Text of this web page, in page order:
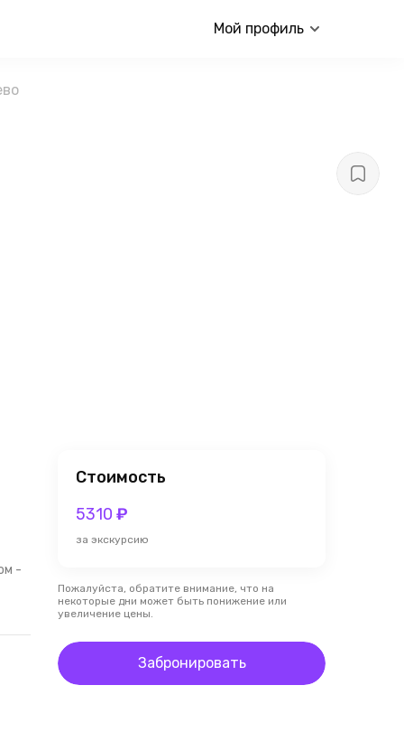
Мой профиль
-
Стоимость
5310 ₽
за экскурсию
Пожалуйста, обратите внимание, что на
некоторые дни может быть понижение или
увеличение цены.
Забронировать